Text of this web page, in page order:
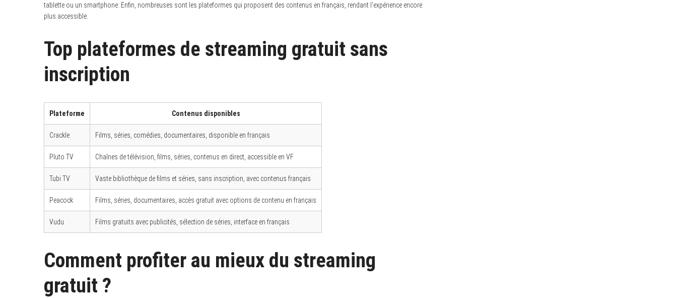
tablette ou un smartphone. Enfin, nombreuses sont les plateformes qui proposent des contenus en français, rendant l’expérience encore
plus accessible.
Top plateformes de streaming gratuit sans
inscription
Plateforme Contenus disponibles
Crackle Films, séries, comédies, documentaires, disponible en français
Pluto TV Chaînes de télévision, films, séries, contenus en direct, accessible en VF
Tubi TV Vaste bibliothèque de films et séries, sans inscription, avec contenus français
Peacock Films, séries, documentaires, accès gratuit avec options de contenu en français
Vudu Films gratuits avec publicités, sélection de séries, interface en français
Comment profiter au mieux du streaming
gratuit ?
S
r
f
o
r